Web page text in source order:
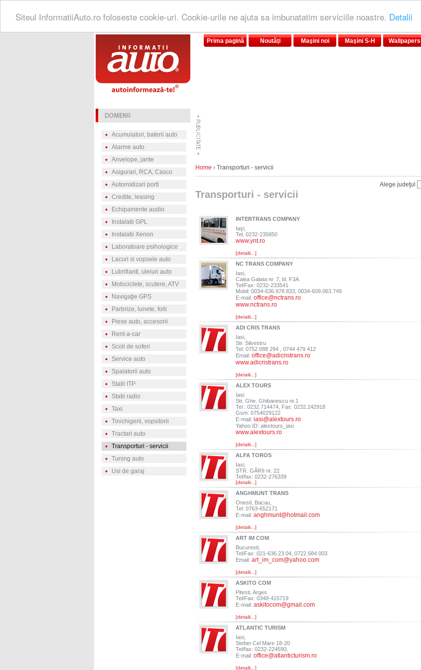
Siteul InformatiiAuto.ro foloseste cookie-uri. Cookie-urile ne ajuta sa imbunatatim serviciile noastre. Detalii
Prima pagină Noutăţi Maşini noi Maşini S-H Wallpapers
Acumulatori, baterii auto
Alarme auto
Anvelope, jante
Asigurari, RCA, Casco
Automatizari porti
Credite, leasing
Echipamente audio
Instalatii GPL
Instalatii Xenon
Laboratoare psihologice
Lacuri si vopsele auto
Lubrifianti, uleiuri auto
Motociclete, scutere, ATV
Navigaţie GPS
Parbrize, lunete, folii
Piese auto, accesorii
Rent-a-car
Scoli de soferi
Service auto
Spalatorii auto
Statii ITP
Statii radio
Taxi
Tinichigerii, vopsitorii
Tractari auto
Transporturi - servicii
Tuning auto
Usi de garaj
Home › Transporturi - servicii
Alege judeţul
Transporturi - servicii
INTERTRANS COMPANY
Iaşi,
Tel. 0232-235850
www.ynt.ro
[detalii...]
NC TRANS COMPANY
Iasi,
Calea Galata nr. 7, bl. F3A
Tel/Fax: 0232-233541
Mobil: 0034-636.978.833, 0034-609.063.749
E-mail: office@nctrans.ro
www.nctrans.ro
[detalii...]
ADI CRIS TRANS
Iasi,
Str. Silvestru
Tel: 0752 088 294 , 0744 479 412
Email: office@adicristrans.ro
www.adicristrans.ro
[detalii...]
ALEX TOURS
Iasi
Str. Ghe. Ghibanescu nr.1
Tel : 0232.714474, Fax: 0232.242918
Gsm: 0754029122
E-mail: iasi@alextours.ro
Yahoo ID: alextours_iasi
www.alextours.ro
[detalii...]
ALFA TOROS
Iasi,
STR. GĂRII nr. 22
Tel/fax: 0232-276339
[detalii...]
ANGHMUNT TRANS
Onesti, Bacau,
Tel: 0763-652171
E-mail: anghmunt@hotmail.com
[detalii...]
ART IM COM
Bucuresti,
Tel/Fax: 021-636.23.04, 0722.684.003
Email: art_im_com@yahoo.com
[detalii...]
ASKITO COM
Pitesti, Arges
Tel/Fax: 0348-415719
E-mail: askitocom@gmail.com
[detalii...]
ATLANTIC TURISM
Iasi,
Stefan Cel Mare 18-20
Tel/fax: 0232-224590,
E-mail: office@atlanticturism.ro
[detalii...]